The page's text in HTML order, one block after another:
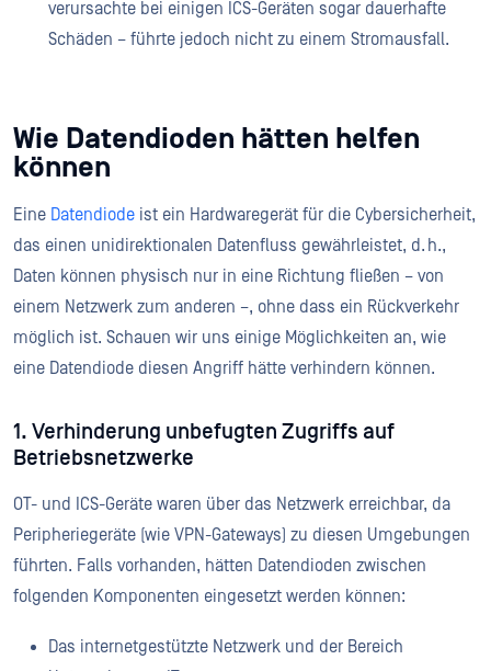
verursachte bei einigen ICS-Geräten sogar dauerhafte
Schäden – führte jedoch nicht zu einem Stromausfall.
Wie Datendioden hätten helfen
können
Eine Datendiode ist ein Hardwaregerät für die Cybersicherheit,
das einen unidirektionalen Datenfluss gewährleistet, d. h.,
Daten können physisch nur in eine Richtung fließen – von
einem Netzwerk zum anderen –, ohne dass ein Rückverkehr
möglich ist. Schauen wir uns einige Möglichkeiten an, wie
eine Datendiode diesen Angriff hätte verhindern können.
1. Verhinderung unbefugten Zugriffs auf
Betriebsnetzwerke
OT- und ICS-Geräte waren über das Netzwerk erreichbar, da
Peripheriegeräte (wie VPN-Gateways) zu diesen Umgebungen
führten. Falls vorhanden, hätten Datendioden zwischen
folgenden Komponenten eingesetzt werden können:
Das internetgestützte Netzwerk und der Bereich